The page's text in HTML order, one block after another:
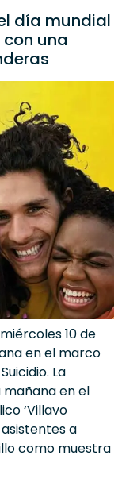
día mundial
una
10 de
en el marco
La
mañana en el
‘Villavo
asistentes a
como muestra